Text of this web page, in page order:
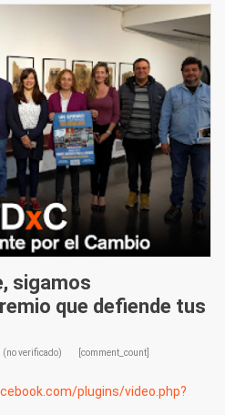
sigamos
que defiende tus
verificado) [comment_count]
plugins/video.php?
is external)